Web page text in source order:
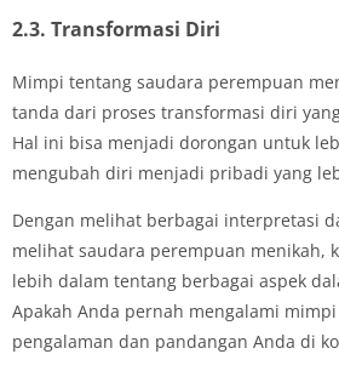
2.3. Transformasi Diri
Mimpi tentang saudara perempuan
tanda dari proses transformasi diri
Hal ini bisa menjadi dorongan untuk
mengubah diri menjadi pribadi yang
Dengan melihat berbagai interpretasi
melihat saudara perempuan menikah,
lebih dalam tentang berbagai aspek
Apakah Anda pernah mengalami
pengalaman dan pandangan Anda di